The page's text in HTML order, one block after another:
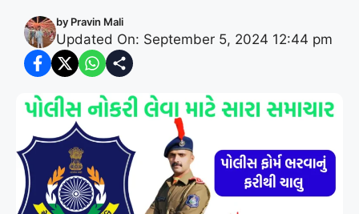
by Pravin Mali
Updated On: September 5, 2024 12:44 pm